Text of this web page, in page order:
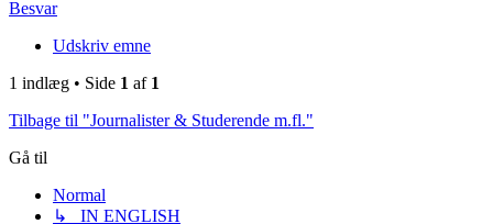
Besvar
Udskriv emne
1 indlæg • Side 1 af 1
Tilbage til "Journalister & Studerende m.fl."
Gå til
Normal
↳ IN ENGLISH